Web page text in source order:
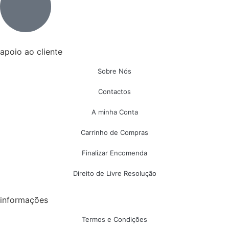
apoio ao cliente
Sobre Nós
Contactos
A minha Conta
Carrinho de Compras
Finalizar Encomenda
Direito de Livre Resolução
informações
Termos e Condições